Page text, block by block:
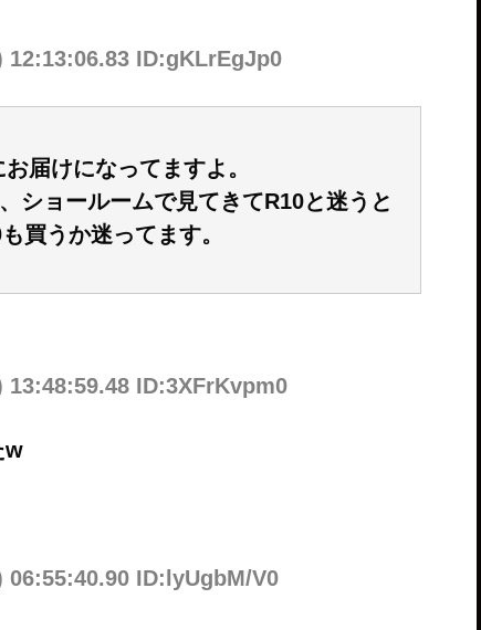
12:13:06.83 ID:gKLrEgJp0
届けになってますよ。
ショールームで見てきてR10と迷うと
買うか迷ってます。
13:48:59.48 ID:3XFrKvpm0
w
06:55:40.90 ID:lyUgbM/V0